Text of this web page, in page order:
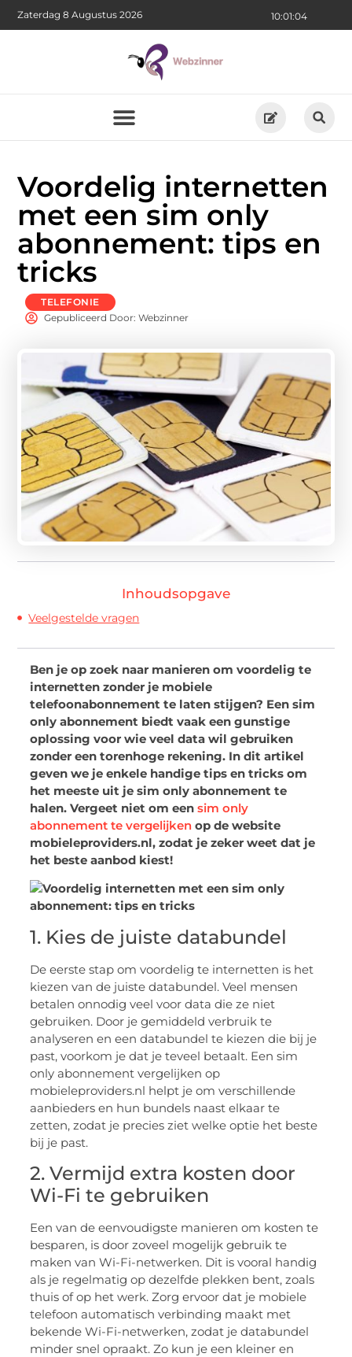
10:01:04
Zaterdag 8 Augustus 2026
Voordelig internetten
met een sim only
abonnement: tips en
tricks
TELEFONIE
Gepubliceerd Door: Webzinner
Inhoudsopgave
Veelgestelde vragen
Ben je op zoek naar manieren om voordelig te
internetten zonder je mobiele
telefoonabonnement te laten stijgen? Een sim
only abonnement biedt vaak een gunstige
oplossing voor wie veel data wil gebruiken
zonder een torenhoge rekening. In dit artikel
geven we je enkele handige tips en tricks om
het meeste uit je sim only abonnement te
halen. Vergeet niet om eensim only
abonnement te vergelijken op de website
mobieleproviders.nl, zodat je zeker weet dat je
het beste aanbod kiest!
1. Kies de juiste databundel
De eerste stap om voordelig te internetten is het
kiezen van de juiste databundel. Veel mensen
betalen onnodig veel voor data die ze niet
gebruiken. Door je gemiddeld verbruik te
analyseren en een databundel te kiezen die bij je
past, voorkom je dat je teveel betaalt. Een sim
only abonnement vergelijken op
mobieleproviders.nl helpt je om verschillende
aanbieders en hun bundels naast elkaar te
zetten, zodat je precies ziet welke optie het beste
bij je past.
2. Vermijd extra kosten door
Wi-Fi te gebruiken
Een van de eenvoudigste manieren om kosten te
besparen, is door zoveel mogelijk gebruik te
maken van Wi-Fi-netwerken. Dit is vooral handig
als je regelmatig op dezelfde plekken bent, zoals
thuis of op het werk. Zorg ervoor dat je mobiele
telefoon automatisch verbinding maakt met
bekende Wi-Fi-netwerken, zodat je databundel
minder snel opraakt. Zo kun je een kleiner en